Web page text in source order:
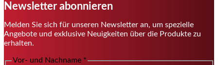
Newsletter abonnieren
Melden Sie sich für unseren Newsletter an, um spezielle
Angebote und exklusive Neuigkeiten über die Produkte zu
erhalten.
Vor- und Nachname *